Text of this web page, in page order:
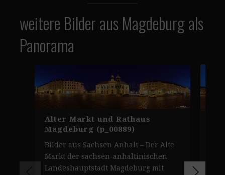
weitere Bilder aus Magdeburg als
Panorama
Alter Markt und Rathaus
Magdeburg (p_00889)
Bilder aus Sachsen Anhalt – Der Alte
Markt der sachsen-anhaltinischen
Landeshauptstadt Magdeburg mit